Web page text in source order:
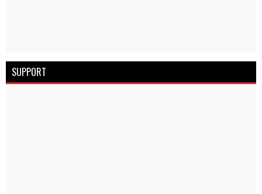
SUPPORT